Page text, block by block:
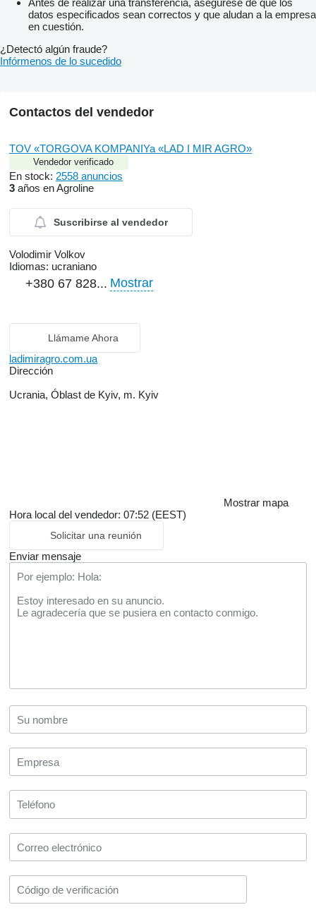
Antes de realizar una transferencia, asegúrese de que los
datos especificados sean correctos y que aludan a la empresa
en cuestión.
¿Detectó algún fraude?
Infórmenos de lo sucedido
Contactos del vendedor
TOV «TORGOVA KOMPANIYa «LAD I MIR AGRO»
Vendedor verificado
En stock: 2558 anuncios
3 años en Agroline
Suscribirse al vendedor
Volodimir Volkov
Idiomas: ucraniano
+380 67 828... Mostrar
Llámame Ahora
ladimiragro.com.ua
Dirección
Ucrania, Óblast de Kyiv, m. Kyiv
Mostrar mapa
Hora local del vendedor: 07:52 (EEST)
Solicitar una reunión
Enviar mensaje